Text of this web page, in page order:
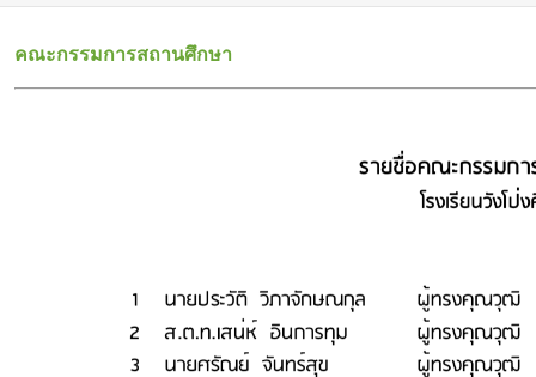
คณะกรรมการสถานศึกษา